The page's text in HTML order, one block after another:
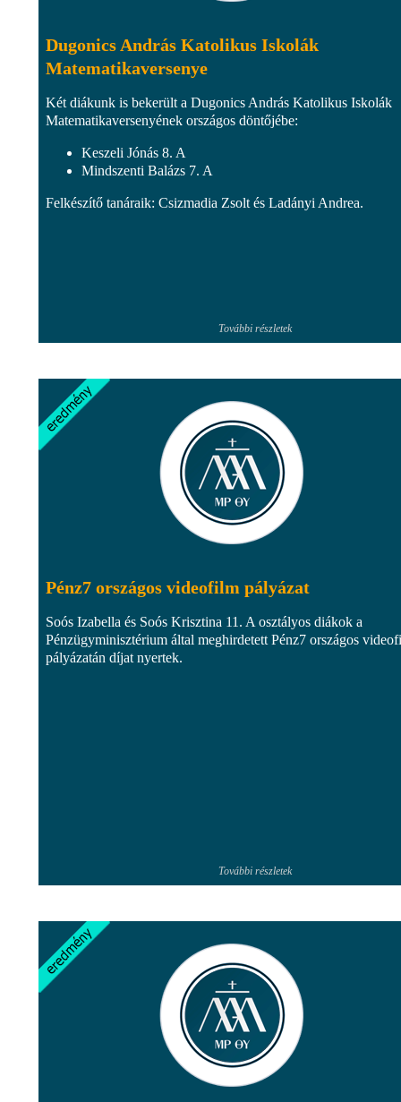
Dugonics András Katolikus Iskolák
Matematikaversenye
Két diákunk is bekerült a Dugonics András Katolikus Iskolák
Matematikaversenyének országos döntőjébe:
Keszeli Jónás 8. A
Mindszenti Balázs 7. A
Felkészítő tanáraik: Csizmadia Zsolt és Ladányi Andrea.
További részletek
Pénz7 országos videofilm pályázat
Soós Izabella és Soós Krisztina 11. A osztályos diákok a
Pénzügyminisztérium által meghirdetett Pénz7 országos
pályázatán díjat nyertek.
További részletek